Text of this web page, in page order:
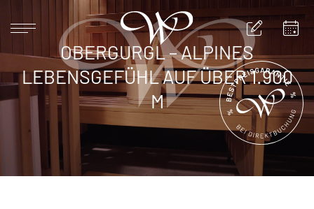
OBERGURGL – ALPINES
LEBENSGEFÜHL AUF ÜBER 1.900
M
DEUTSCH ENGLISH
HOME
HOTEL
ZIMMER & SUITEN